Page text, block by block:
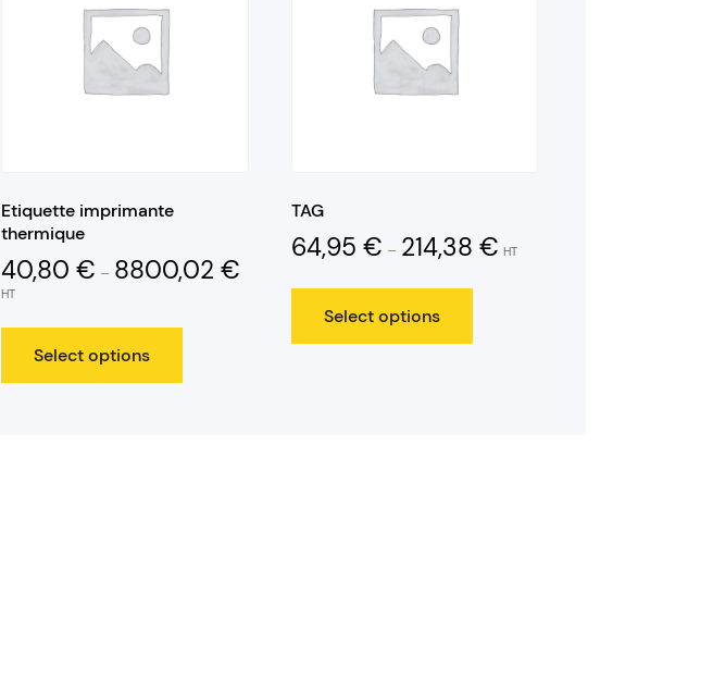
Etiquette imprimante
thermique
40,80€ – 8800,02€
HT
Select options
TAG
64,95 € – 214,38 € HT
Select options